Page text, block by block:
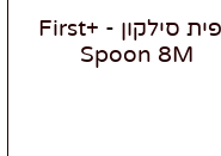
כפית סילקון - +First
Spoon 8M